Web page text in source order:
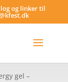
og linker til
gel –